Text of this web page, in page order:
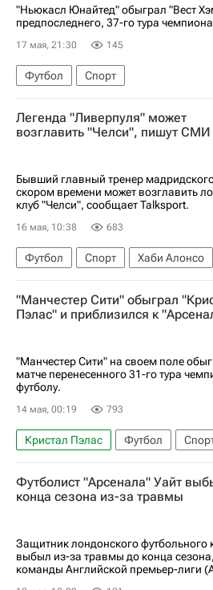
"Ньюкасл Юнайтед" обыграл "Вест
предпоследнего, 37-го тура
17 мая, 21:30 145
Футбол
Спорт
АПЛ 2026-2027 (Чемпионат Англии
Ник Вольтемаде
Вест Хэм (до 21
Легенда "Ливерпуля" может
возглавить "Челси", пишут СМИ
Бывший главный тренер
скором времени может возглавить
клуб "Челси", сообщает Talksport.
16 мая, 10:38 683
Футбол Спорт
Хаби Алонсо
Филипе Луис
Андони Ираола
Реал Мадрид
Челси
АПЛ 2026-2027 (Чемпионат Англии
Кубок Англии
Манчестер Сити
Суперкубок Германии
"Манчестер Сити" обыграл
Пэлас" и приблизился к
"Манчестер Сити" на своем поле
матче перенесенного 31-го тура
футболу.
14 мая, 00:19 793
Кристал Пэлас Футбол
Манчестер
АПЛ 2026-2027 (Чемпионат Англии
Арсенал (Лондон)
Футболист "Арсенала" Уайт
конца сезона из-за травмы
Защитник лондонского футбольного
выбыл из-за травмы до конца
команды Английской премьер-лиги